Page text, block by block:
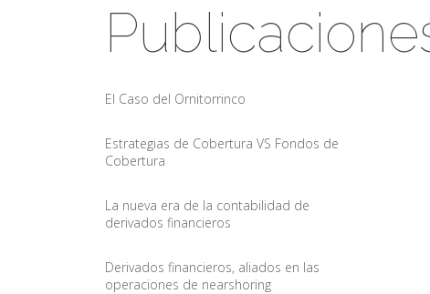
El Caso del Ornitorrinco
Estrategias de Cobertura VS Fondos de
Cobertura
La nueva era de la contabilidad de
derivados financieros
Derivados financieros, aliados en las
operaciones de nearshoring